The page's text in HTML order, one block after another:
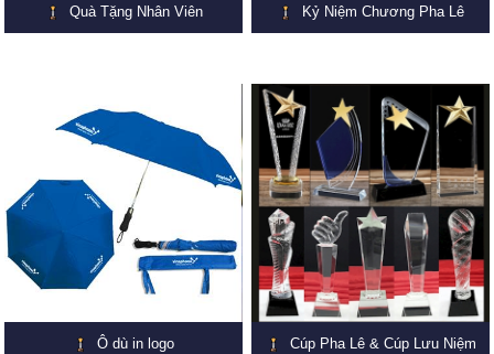
Quà Tặng Nhân Viên Kỷ Niệm Chương Pha Lê
Ô dù in logo Cúp Pha Lê & Cúp Lưu Niệm